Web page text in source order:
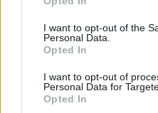
use your data for below
consent section.
I want to opt-out of the
Personal Data.
Opted In
I want to opt-out of
Personal Data for
Opted In
Hódi képviselő
ügyelet így nem
ünnepnapokon is